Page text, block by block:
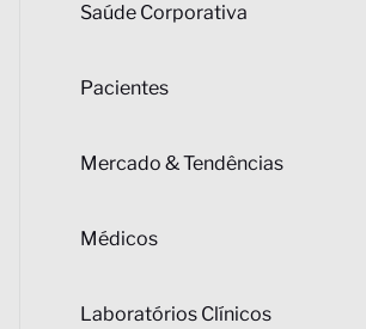
Saúde Corporativa
Pacientes
Mercado & Tendências
Médicos
Laboratórios Clínicos